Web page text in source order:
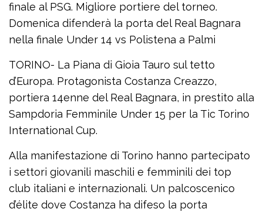
finale al PSG. Migliore portiere del torneo.
Domenica difenderà la porta del Real Bagnara
nella finale Under 14 vs Polistena a Palmi
TORINO- La Piana di Gioia Tauro sul tetto
d’Europa. Protagonista Costanza Creazzo,
portiera 14enne del Real Bagnara, in prestito alla
Sampdoria Femminile Under 15 per la Tic Torino
International Cup.
Alla manifestazione di Torino hanno partecipato
i settori giovanili maschili e femminili dei top
club italiani e internazionali. Un palcoscenico
d’élite dove Costanza ha difeso la porta